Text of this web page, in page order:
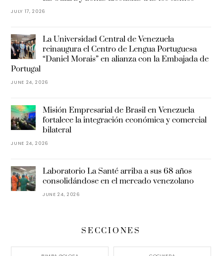
JULY 17, 2026
La Universidad Central de Venezuela
reinaugura el Centro de Lengua Portuguesa
“Daniel Morais” en alianza con la Embajada de
Portugal
JUNE 24, 2026
Misión Empresarial de Brasil en Venezuela
fortalece la integración económica y comercial
bilateral
JUNE 24, 2026
Laboratorio La Santé arriba a sus 68 años
consolidándose en el mercado venezolano
JUNE 24, 2026
SECCIONES